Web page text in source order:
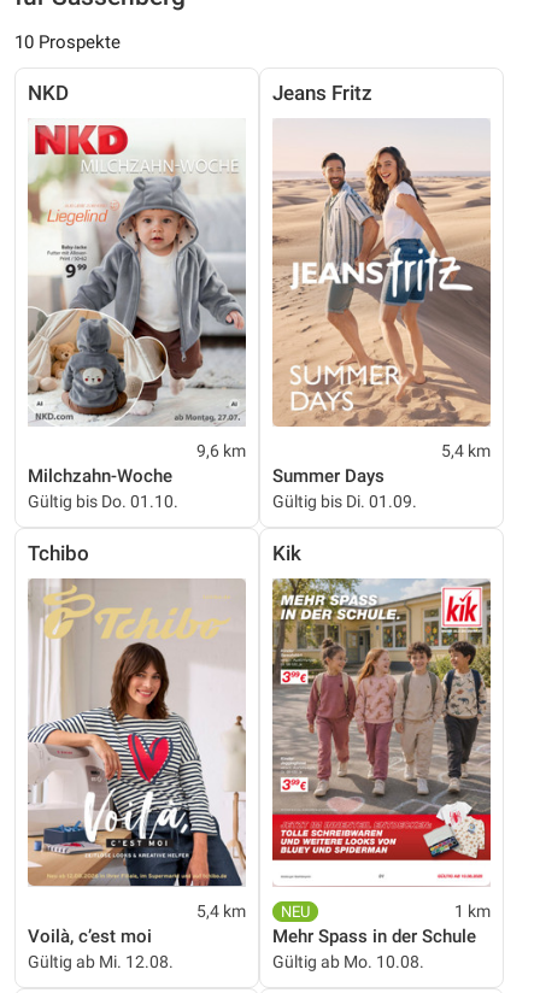
10 Prospekte
NKD
9,6 km
Milchzahn-Woche
Gültig bis Do. 01.10.
Jeans Fritz
5,4 km
Summer Days
Gültig bis Di. 01.09.
Tchibo
5,4 km
Voilà, c’est moi
Gültig ab Mi. 12.08.
Kik
1 km
Mehr Spass in der Schule
Gültig ab Mo. 10.08.